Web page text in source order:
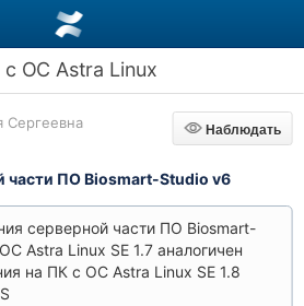
ОС Astra Linux
Сергеевна
Наблюдать
Наблюдать
части ПО Biosmart-Studio v6
серверной части ПО Biosmart-
Astra Linux SE 1.7 аналогичен
на ПК с ОС Astra Linux SE 1.8